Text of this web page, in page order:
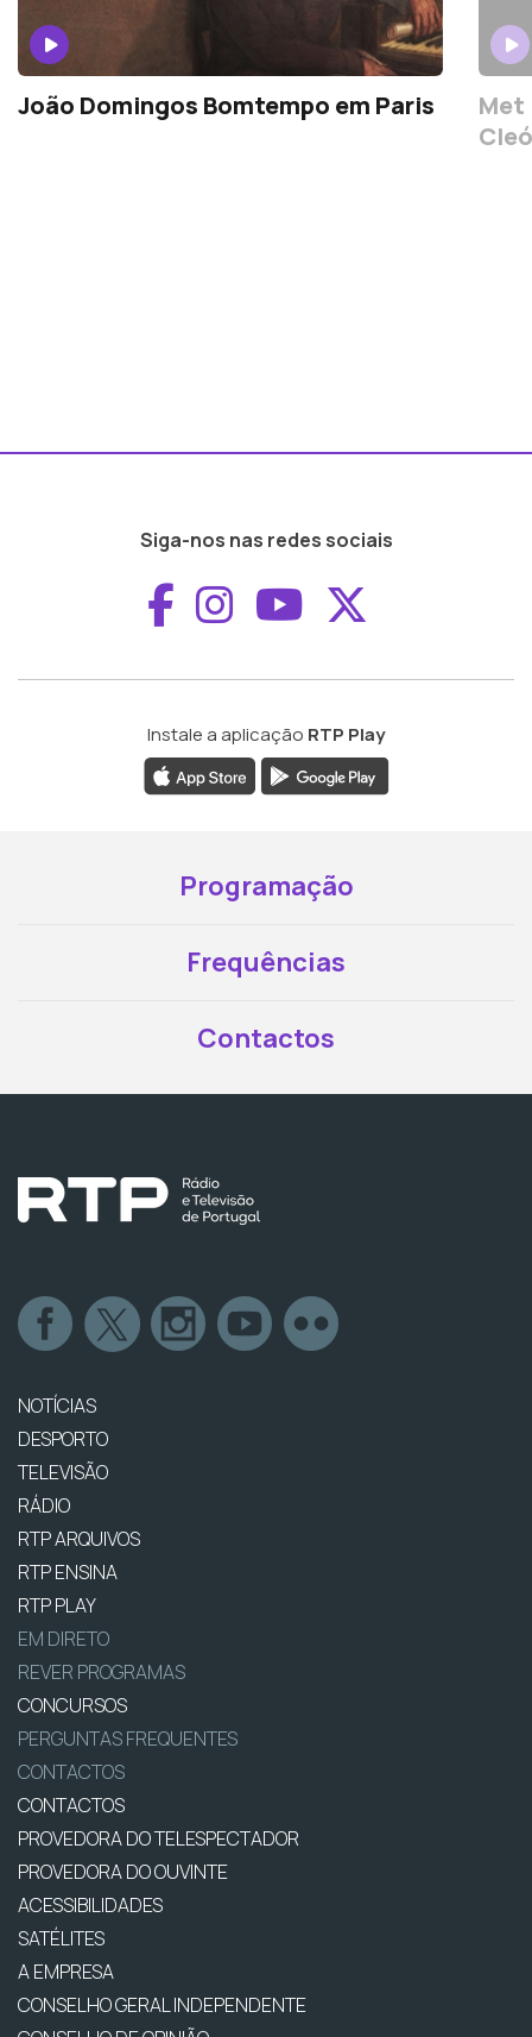
João Domingos Bomtempo em Paris
Met
Siga-nos nas redes sociais
Aceder ao
Aceder ao
Aceder ao
Instale a aplicação RTP Play
Programação
Frequências
Contactos
NOTÍCIAS
DESPORTO
TELEVISÃO
RÁDIO
RTP ARQUIVOS
RTP ENSINA
RTP PLAY
EM DIRETO
REVER PROGRAMAS
CONCURSOS
PERGUNTAS FREQUENTES
CONTACTOS
CONTACTOS
PROVEDORA DO TELESPECTADOR
PROVEDORA DO OUVINTE
ACESSIBILIDADES
SATÉLITES
A EMPRESA
CONSELHO GERAL INDEPENDENTE